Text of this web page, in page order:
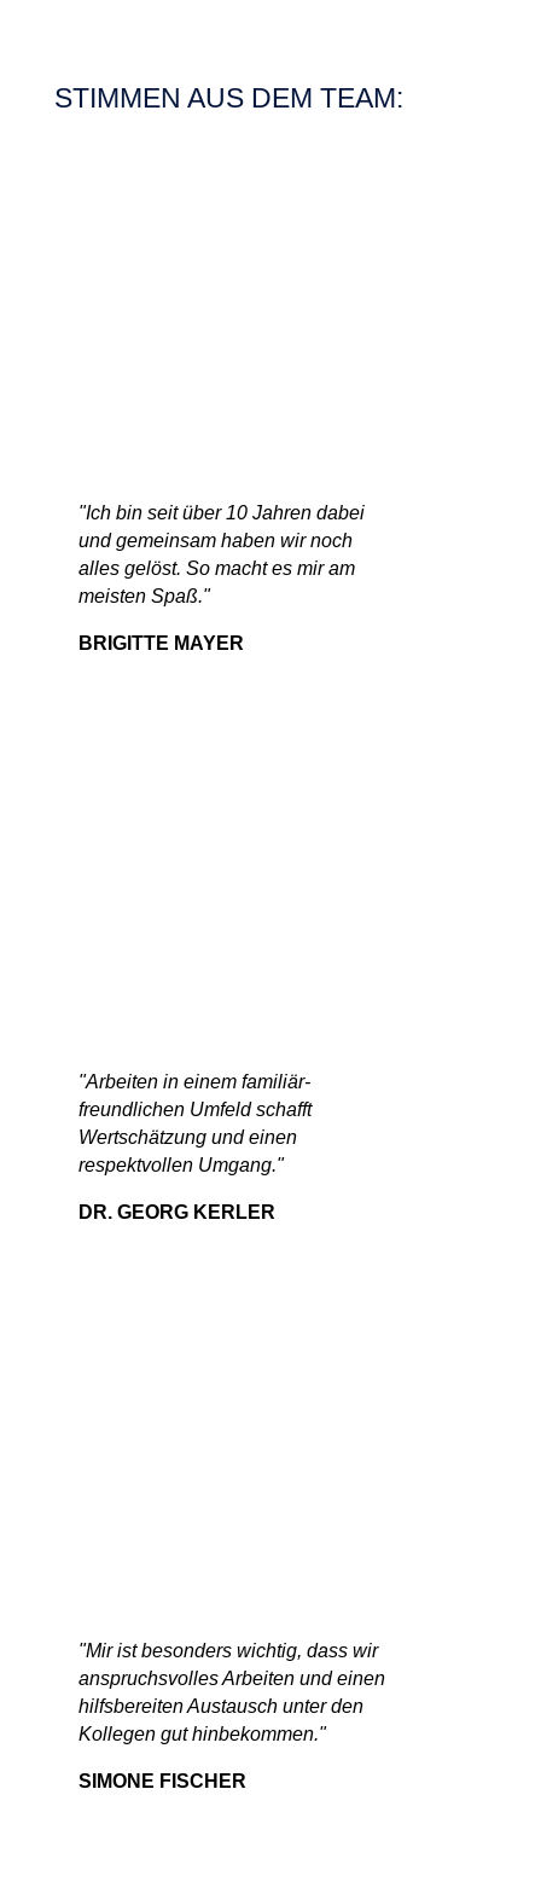
STIMMEN AUS DEM TEAM:
"Ich bin seit über 10 Jahren dabei
und gemeinsam haben wir noch
alles gelöst. So macht es mir am
meisten Spaß."
BRIGITTE MAYER
"Arbeiten in einem familiär-
freundlichen Umfeld schafft
Wertschätzung und einen
respektvollen Umgang."
DR. GEORG KERLER
"Mir ist besonders wichtig, dass wir
anspruchsvolles Arbeiten und einen
hilfsbereiten Austausch unter den
Kollegen gut hinbekommen."
SIMONE FISCHER